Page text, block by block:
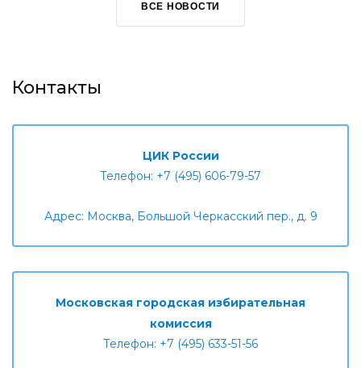
ВСЕ НОВОСТИ
Контакты
ЦИК России
Телефон: +7 (495) 606-79-57
Адрес: Москва, Большой Черкасский пер., д. 9
Московская городская избирательная
комиссия
Телефон: +7 (495) 633-51-56